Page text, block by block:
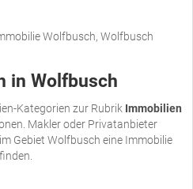
Wolfbusch, Wolfbusch
in Wolfbusch
Kategorien zur Rubrik Immobilien
Makler oder Privatanbieter
Gebiet Wolfbusch eine Immobilie
finden.